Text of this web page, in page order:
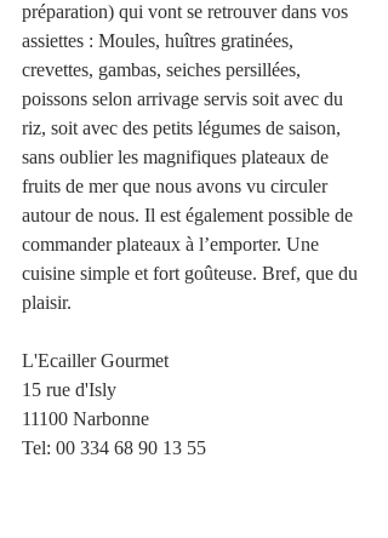
préparation) qui vont se retrouver dans vos
assiettes : Moules, huîtres gratinées,
crevettes, gambas, seiches persillées,
poissons selon arrivage servis soit avec du
riz, soit avec des petits légumes de saison,
sans oublier les magnifiques plateaux de
fruits de mer que nous avons vu circuler
autour de nous. Il est également possible de
commander plateaux à l’emporter. Une
cuisine simple et fort goûteuse. Bref, que du
plaisir.
L'Ecailler Gourmet
15 rue d'Isly
11100 Narbonne
Tel: 00 334 68 90 13 55